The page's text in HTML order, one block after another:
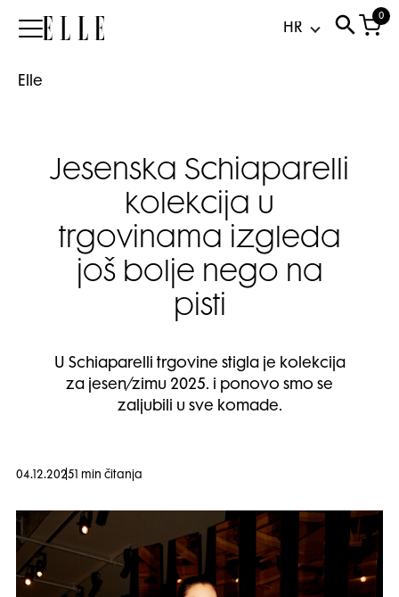
Elle
0
Elle
Jesenska Schiaparelli
kolekcija u
trgovinama izgleda
još bolje nego na
pisti
U Schiaparelli trgovine stigla je kolekcija
za jesen/zimu 2025. i ponovo smo se
zaljubili u sve komade.
04.12.2025 1 min čitanja